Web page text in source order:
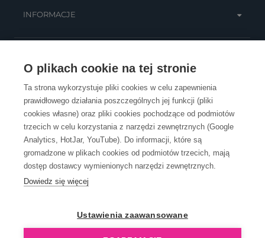
O plikach cookie na tej stronie
Ta strona wykorzystuje pliki cookies w celu zapewnienia
prawidłowego działania poszczególnych jej funkcji (pliki
cookies własne) oraz pliki cookies pochodzące od podmiotów
trzecich w celu korzystania z narzędzi zewnętrznych (Google
Analytics, HotJar, YouTube). Do informacji, które są
gromadzone w plikach cookies od podmiotów trzecich, mają
dostęp dostawcy wymienionych narzędzi zewnętrznych.
Dowiedz się więcej
Ustawienia zaawansowane
INFORMACJE
OBSŁUGA KLIENTA
KONTAKT
OpenGift jest częścią ReflectGroup.